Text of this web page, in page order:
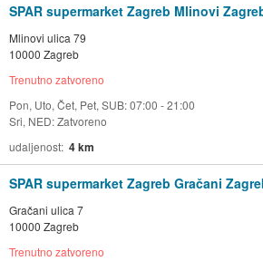
SPAR supermarket Zagreb Mlinovi
Mlinovi ulica 79
10000 Zagreb
Trenutno zatvoreno
Pon, Uto, Čet, Pet, SUB: 07:00 - 21:00
Sri, NED: Zatvoreno
udaljenost 4 km
SPAR supermarket Zagreb Gračani
Gračani ulica 7
10000 Zagreb
Trenutno zatvoreno